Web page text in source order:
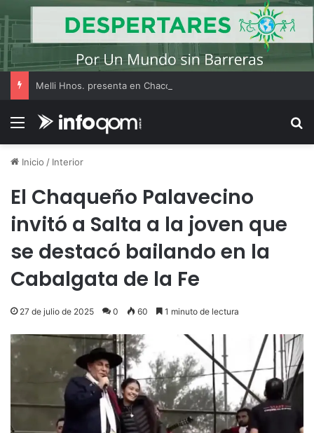
Menú
Inicio / Interior
El Chaqueño Palavecino
invitó a Salta a la joven que
se destacó bailando en la
Cabalgata de la Fe
27 de julio de 2025 0 60 1 minuto de lectura